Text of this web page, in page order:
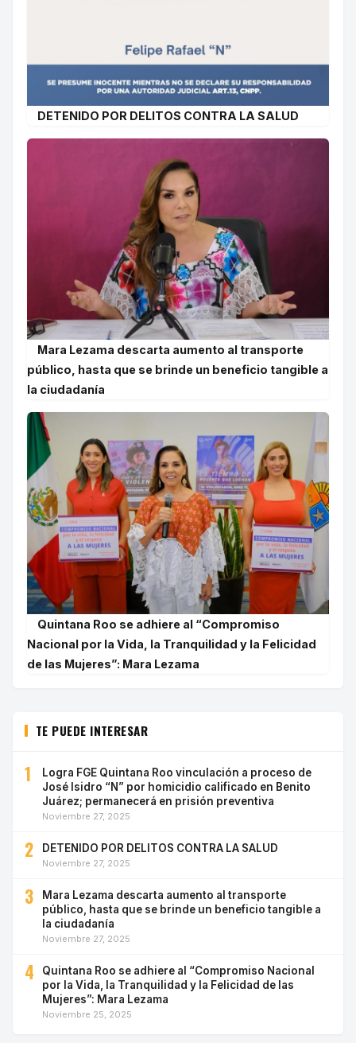
DETENIDO POR DELITOS CONTRA LA SALUD
Mara Lezama descarta aumento al transporte
público, hasta que se brinde un beneficio tangible a
la ciudadanía
Quintana Roo se adhiere al “Compromiso
Nacional por la Vida, la Tranquilidad y la Felicidad
de las Mujeres”: Mara Lezama
TE PUEDE INTERESAR
1
Logra FGE Quintana Roo vinculación a proceso de
José Isidro “N” por homicidio calificado en Benito
Juárez; permanecerá en prisión preventiva
Noviembre 27, 2025
2 DETENIDO POR DELITOS CONTRA LA SALUD
Noviembre 27, 2025
3
Mara Lezama descarta aumento al transporte
público, hasta que se brinde un beneficio tangible a
la ciudadanía
Noviembre 27, 2025
4
Quintana Roo se adhiere al “Compromiso Nacional
por la Vida, la Tranquilidad y la Felicidad de las
Mujeres”: Mara Lezama
Noviembre 25, 2025